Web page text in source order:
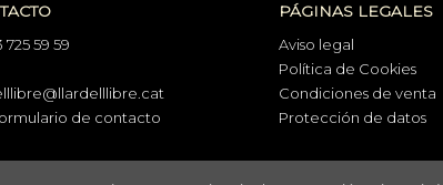
725 59 59
de contacto
PÁGINAS LEGALES
Aviso legal
Política de Cookies
Condiciones de venta
Protección de datos